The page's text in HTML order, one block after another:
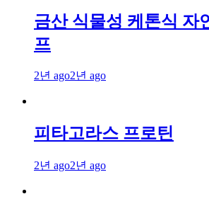
금산 식물성 케톤식 자
프
2년 ago2년 ago
피타고라스 프로틴
2년 ago2년 ago